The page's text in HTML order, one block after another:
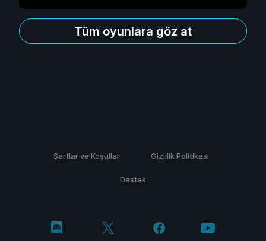
Tüm oyunlara göz at
Şartlar ve Koşullar Gizlilik Politikası
Destek